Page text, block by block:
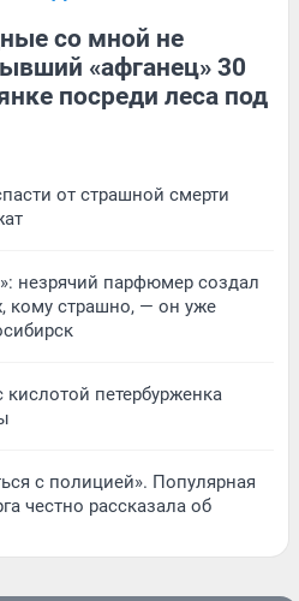
со мной не
«афганец» 30
посреди леса под
от страшной смерти
незрячий парфюмер создал
кому страшно, — он уже
петербурженка
с полицией». Популярная
честно рассказала об